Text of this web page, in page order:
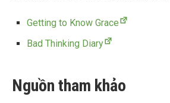
Getting to Know Grace
Bad Thinking Diary
Nguồn tham khảo